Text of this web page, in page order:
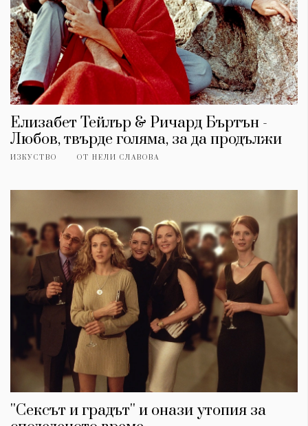
Елизабет Тейлър & Ричард Бъртън -
Любов, твърде голяма, за да продължи
ИЗКУСТВО ОТ НЕЛИ СЛАВОВА
''Сексът и градът'' и онази утопия за